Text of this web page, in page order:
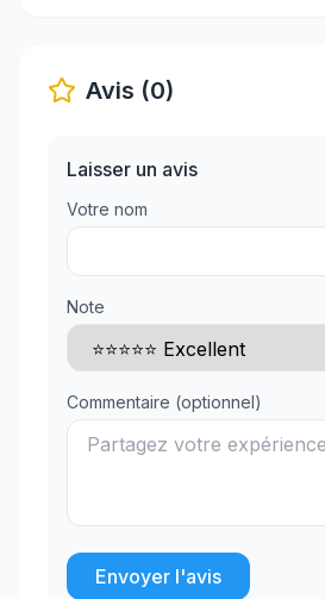
Avis (0)
Laisser un avis
Votre nom
Note
Commentaire (optionnel)
Envoyer l'avis